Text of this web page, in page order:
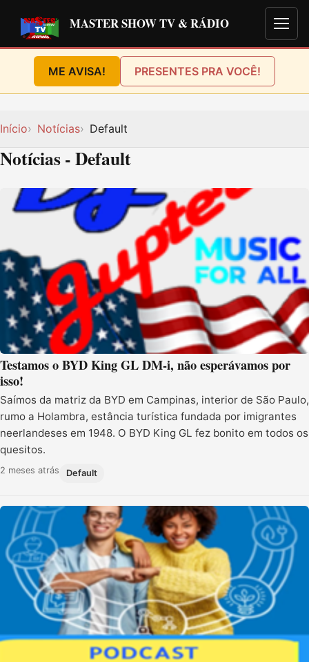
MASTER SHOW TV & RÁDIO
ME AVISA! PRESENTES PRA VOCÊ!
Início Notícias Default
Notícias - Default
Testamos o BYD King GL DM-i, não esperávamos por
isso!
Saímos da matriz da BYD em Campinas, interior de São Paulo,
rumo a Holambra, estância turística fundada por imigrantes
neerlandeses em 1948. O BYD King GL fez bonito em todos os
quesitos.
2 meses atrás Default